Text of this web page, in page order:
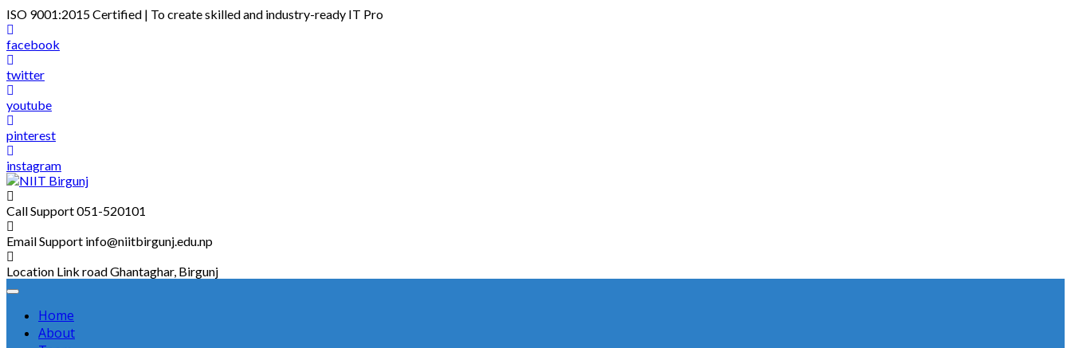
Skip
to
content
ISO 9001:2015 Certified | To create skilled and industry-ready IT Pro
facebook
twitter
youtube
pinterest
instagram
Call Support051-520101
Email Support info@niitbirgunj.edu.np
Location Link road Ghantaghar, Birgunj
Home
About